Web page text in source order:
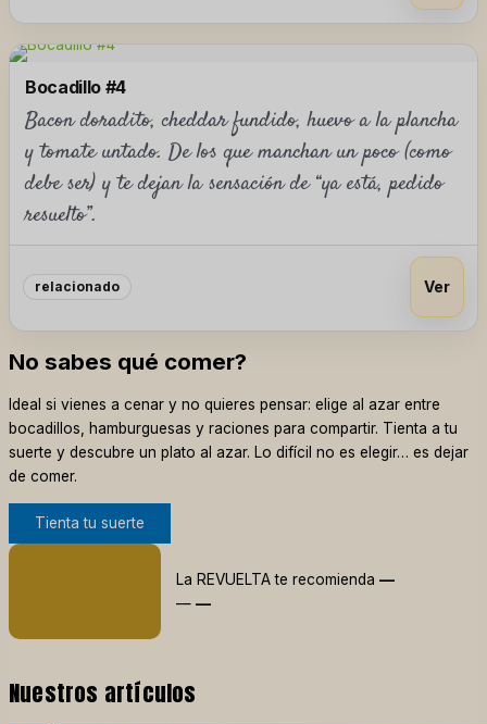
Bocadillo #4
Bacon doradito, cheddar fundido, huevo a la plancha
y tomate untado. De los que manchan un poco (como
debe ser) y te dejan la sensación de “ya está, pedido
resuelto”.
relacionado Ver
No sabes qué comer?
Ideal si vienes a cenar y no quieres pensar: elige al azar entre
bocadillos, hamburguesas y raciones para compartir. Tienta a tu
suerte y descubre un plato al azar. Lo difícil no es elegir… es dejar
de comer.
Tienta tu suerte
La REVUELTA te recomienda —
— —
Nuestros artículos